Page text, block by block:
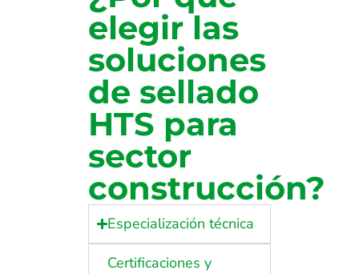
elegir las
soluciones
de sellado
HTS para
sector
construcción?
Especialización técnica
Certificaciones y